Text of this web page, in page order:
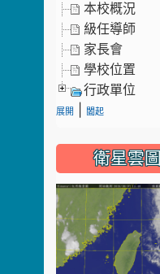
本校概況
級任導師
家長會
學校位置
行政單位
展開 闔起
衛星雲圖